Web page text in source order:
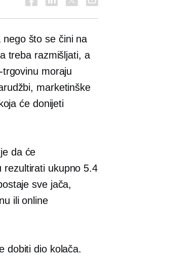
što se čini na
treba razmišljati, a
moraju
marketinške
će donijeti
da će
rezultirati ukupno 5.4
sve jača,
ili online
dobiti dio kolača.